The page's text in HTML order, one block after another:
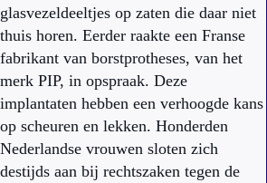
glasvezeldeeltjes op zaten die daar niet
thuis horen. Eerder raakte een Franse
fabrikant van borstprotheses, van het
merk PIP, in opspraak. Deze
implantaten hebben een verhoogde kans
op scheuren en lekken. Honderden
Nederlandse vrouwen sloten zich
destijds aan bij rechtszaken tegen de